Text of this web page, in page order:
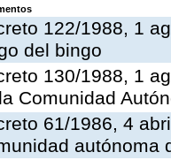
122/1988, 1
del bingo
130/1988, 1
Comunidad
61/1986, 4
autónoma